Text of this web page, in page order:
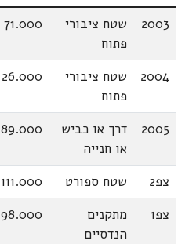
2003
שטח ציבורי
פתוח
71.000
2004
שטח ציבורי
פתוח
26.000
2005
דרך או כביש
או חנייה
89.000
צפ2 שטח ספורט
111.000
צפ1
מתקנים
הנדסיים
98.000